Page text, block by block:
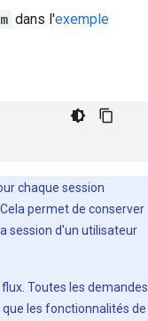
dans l'exemple
chaque session
permet de conserver
session d'un utilisateur
Toutes les demandes
les fonctionnalités de